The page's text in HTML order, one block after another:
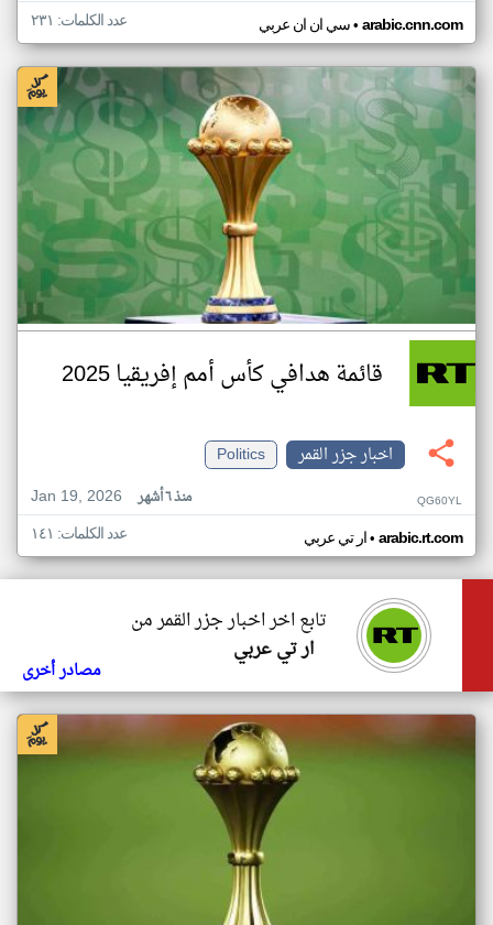
سي ان ان عربي• arabic.cnn.com عدد الكلمات: ٢٣١
قائمة هدافي كأس أمم إفريقيا 2025
اخبار جزر القمر
Politics
Jan 19, 2026
منذ ٦ أشهر QG60YL
ار تي عربي• arabic.rt.com عدد الكلمات: ١٤١
تابع اخر اخبار جزر القمر من
ار تي عربي
مصادر أخرى